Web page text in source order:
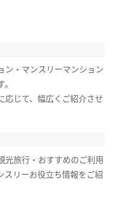
ン・マンスリーマンション
応じて、幅広くご紹介させ
光旅行・おすすめのご利用
スリーお役立ち情報をご紹